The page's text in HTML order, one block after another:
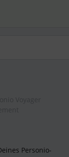
Personio-